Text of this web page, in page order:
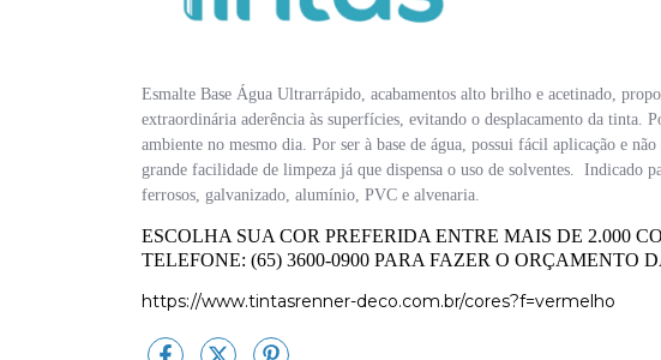
Esmalte Base Água Ultrarrápido , acabamentos alto brilho e acetinado,
extraordinária aderência às superfícies, evitando o desplacamento da tinta.
ambiente no mesmo dia. Por ser à base de água, possui fácil aplicação e
grande facilidade de limpeza já que dispensa o uso de solventes. Indicado
ferrosos, galvanizado, alumínio, PVC e alvenaria.
ESCOLHA SUA COR PREFERIDA ENTRE MAIS DE 2.000
TELEFONE: (65) 3600-0900 PARA FAZER O ORÇAMENTO
https://www.tintasrenner-deco.com.br/cores?f=vermelho